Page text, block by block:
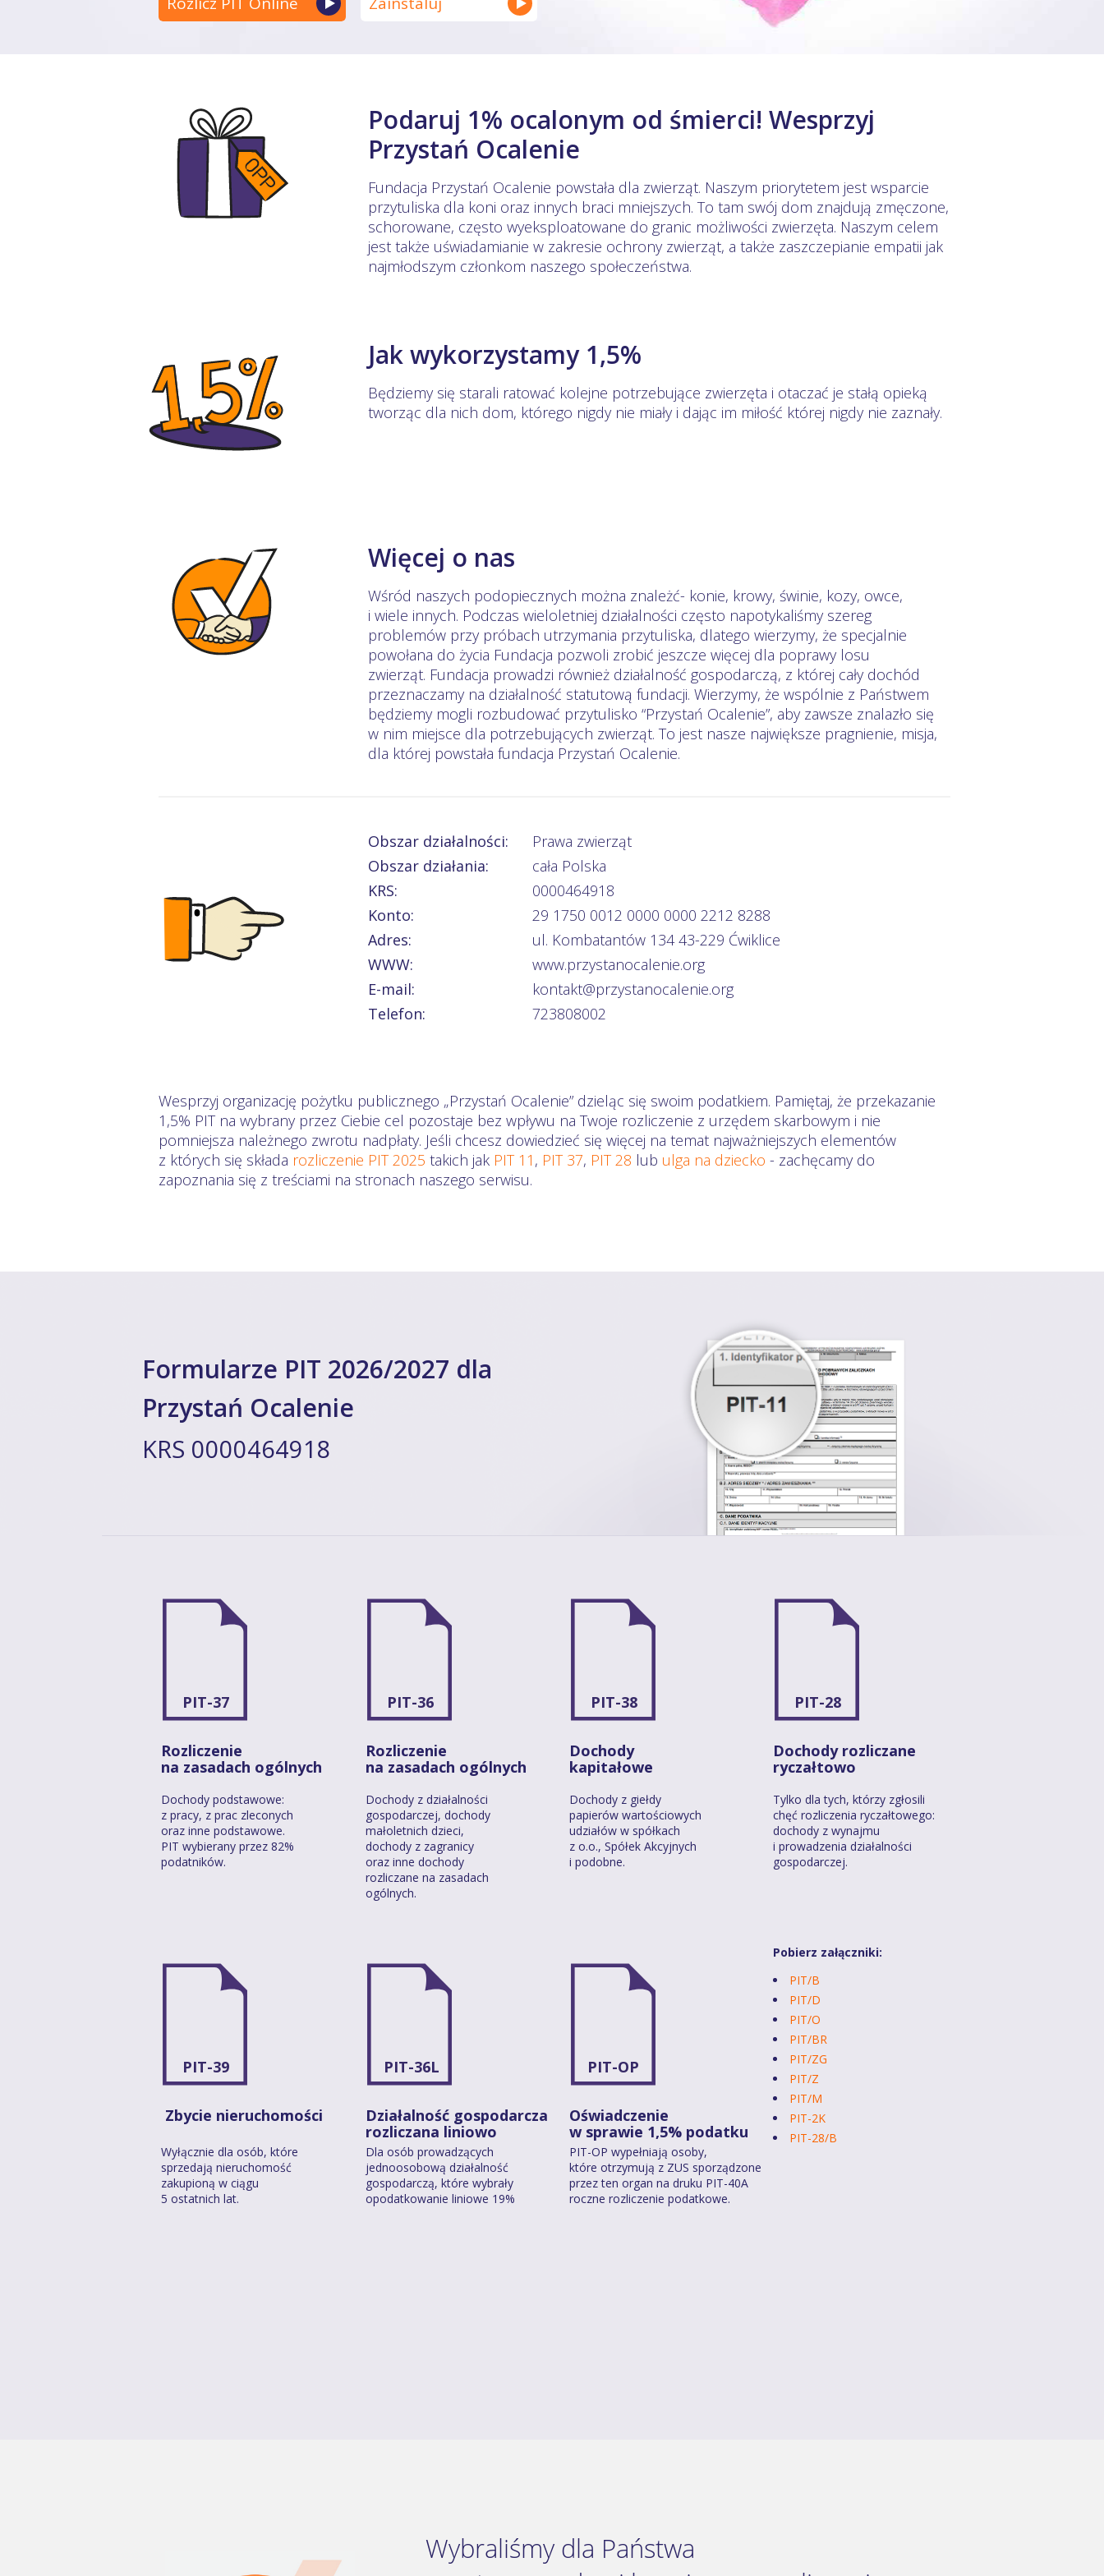
Podaruj 1% ocalonym od śmierci! Wesprzyj
Przystań Ocalenie
Fundacja Przystań Ocalenie powstała dla zwierząt. Naszym priorytetem jest wsparcie
przytuliska dla koni oraz innych braci mniejszych. To tam swój dom znajdują zmęczone,
schorowane, często wyeksploatowane do granic możliwości zwierzęta. Naszym celem
jest także uświadamianie w zakresie ochrony zwierząt, a także zaszczepianie empatii jak
najmłodszym członkom naszego społeczeństwa.
Jak wykorzystamy 1,5%
Będziemy się starali ratować kolejne potrzebujące zwierzęta i otaczać je stałą opieką
tworząc dla nich dom, którego nigdy nie miały i dając im miłość której nigdy nie zaznały.
Więcej o nas
Wśród naszych podopiecznych można znależć- konie, krowy, świnie, kozy, owce,
i wiele innych. Podczas wieloletniej działalności często napotykaliśmy szereg
problemów przy próbach utrzymania przytuliska, dlatego wierzymy, że specjalnie
powołana do życia Fundacja pozwoli zrobić jeszcze więcej dla poprawy losu
zwierząt. Fundacja prowadzi również działalność gospodarczą, z której cały dochód
przeznaczamy na działalność statutową fundacji. Wierzymy, że wspólnie z Państwem
będziemy mogli rozbudować przytulisko “Przystań Ocalenie”, aby zawsze znalazło się
w nim miejsce dla potrzebujących zwierząt. To jest nasze największe pragnienie, misja,
dla której powstała fundacja Przystań Ocalenie.
Obszar działalności:
Prawa zwierząt
Obszar działania:
cała Polska
KRS:
0000464918
Konto:
29 1750 0012 0000 0000 2212 8288
Adres:
ul. Kombatantów 134 43-229 Ćwiklice
WWW:
www.przystanocalenie.org
E-mail:
kontakt@przystanocalenie.org
Telefon:
723808002
Wesprzyj organizację pożytku publicznego „Przystań Ocalenie” dzieląc się swoim podatkiem. Pamiętaj, że przekazanie
1,5% PIT na wybrany przez Ciebie cel pozostaje bez wpływu na Twoje rozliczenie z urzędem skarbowym i nie
pomniejsza należnego zwrotu nadpłaty. Jeśli chcesz dowiedzieć się więcej na temat najważniejszych elementów
z których się składa rozliczenie PIT 2025 takich jak PIT 11 , PIT 37, PIT 28 lub ulga na dziecko - zachęcamy do
zapoznania się z treściami na stronach naszego serwisu.
Formularze PIT 2026/2027 dla
Przystań Ocalenie
KRS 0000464918
PIT-37 PIT-36 PIT-38 PIT-28
Rozliczenie
na zasadach ogólnych
Rozliczenie
na zasadach ogólnych
Dochody
kapitałowe
Dochody rozliczane
ryczałtowo
Dochody podstawowe:
z pracy, z prac zleconych
oraz inne podstawowe.
PIT wybierany przez 82%
podatników.
Dochody z działalności
gospodarczej, dochody
małoletnich dzieci,
dochody z zagranicy
oraz inne dochody
rozliczane na zasadach
ogólnych.
Dochody z giełdy
papierów wartościowych
udziałów w spółkach
z o.o., Spółek Akcyjnych
i podobne.
Tylko dla tych, którzy zgłosili
chęć rozliczenia ryczałtowego:
dochody z wynajmu
i prowadzenia działalności
gospodarczej.
PIT-39 PIT-36L PIT-OP
Pobierz załączniki:
PIT/B
PIT/D
PIT/O
PIT/BR
PIT/ZG
PIT/Z
PIT/M
PIT-2K
PIT-28/B
Zbycie nieruchomości
Działalność gospodarcza
rozliczana liniowo
Oświadczenie
w sprawie 1,5% podatku
Wyłącznie dla osób, które
sprzedają nieruchomość
zakupioną w ciągu
5 ostatnich lat.
Dla osób prowadzących
jednoosobową działalność
gospodarczą, które wybrały
opodatkowanie liniowe 19%
PIT-OP wypełniają osoby,
które otrzymują z ZUS sporządzone
przez ten organ na druku PIT-40A
roczne rozliczenie podatkowe.
Wybraliśmy dla Państwa